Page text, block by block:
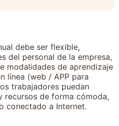
debe ser flexible,
del personal de la empresa,
modalidades de aprendizaje
línea (web / APP para
trabajadores puedan
recursos de forma cómoda,
conectado a Internet.